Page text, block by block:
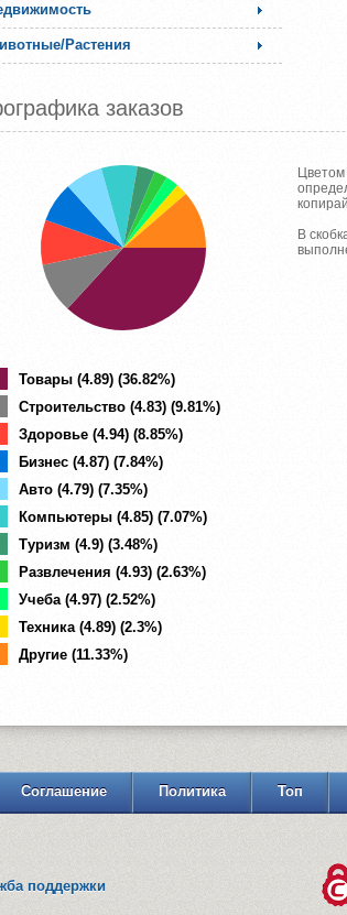
Растения
заказов
В
Товары (4.89) (36.82%)
Строительство (4.83) (9.81%)
Здоровье (4.94) (8.85%)
Бизнес (4.87) (7.84%)
Авто (4.79) (7.35%)
Компьютеры (4.85) (7.07%)
Туризм (4.9) (3.48%)
Развлечения (4.93) (2.63%)
Учеба (4.97) (2.52%)
Техника (4.89) (2.3%)
Другие (11.33%)
Соглашение Политика Топ
поддержки